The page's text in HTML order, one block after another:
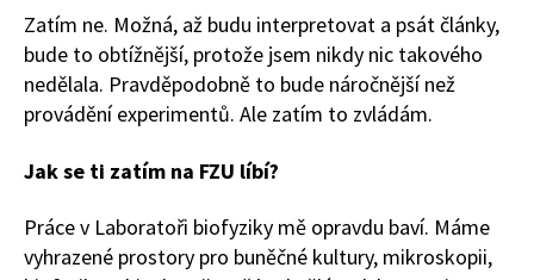
Zatím ne. Možná, až budu interpretovat a psát články,
bude to obtížnější, protože jsem nikdy nic takového
nedělala. Pravděpodobně to bude náročnější než
provádění experimentů. Ale zatím to zvládám.
Jak se ti zatím na FZU líbí?
Práce v Laboratoři biofyziky mě opravdu baví. Máme
vyhrazené prostory pro buněčné kultury, mikroskopii,